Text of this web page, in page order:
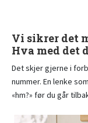
Vi sikrer det
Hva med det
Det skjer gjerne i
nummer. En lenke
«hm?» før du går